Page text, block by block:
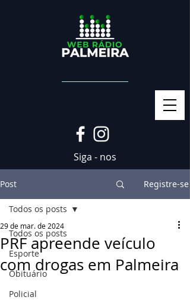
Siga - nos
Post Registre-se
Todos os posts
Esporte
Obituário
Policial
Todos os posts
PRF apreende veículo
com drogas em Palmeira
29 de mar. de 2024